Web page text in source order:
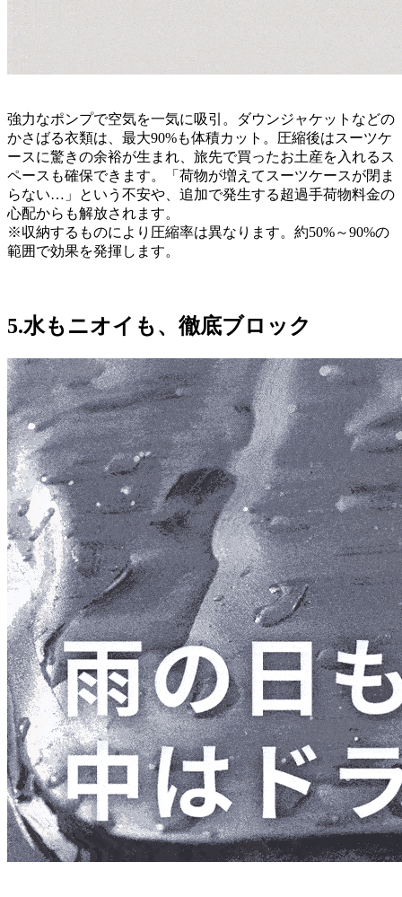
強力なポンプで空気を一気に吸引。ダウンジャケットなどの
かさばる衣類は、最大90%も体積カット。圧縮後はスーツケ
ースに驚きの余裕が生まれ、旅先で買ったお土産を入れるス
ペースも確保できます。「荷物が増えてスーツケースが閉ま
らない…」という不安や、追加で発生する超過手荷物料金の
心配からも解放されます。
※収納するものにより圧縮率は異なります。約50%～90%の
範囲で効果を発揮します。
5.水もニオイも、徹底ブロック